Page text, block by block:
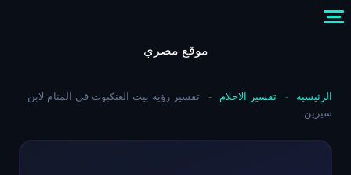
موقع مصري
الرئيسية - تفسير الاحلام -
تفسير رؤية بيت العنكبوت في المنام لابن
سيرين